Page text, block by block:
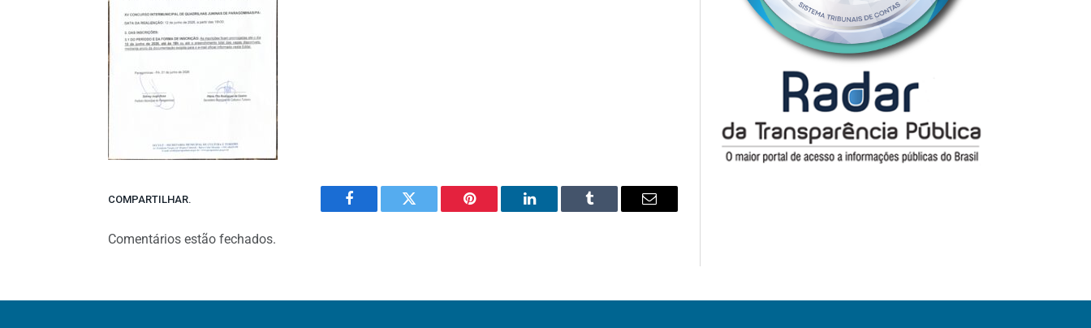
COMPARTILHAR.
Facebook Twitter Pinterest LinkedIn Tumblr Email
Comentários estão fechados.